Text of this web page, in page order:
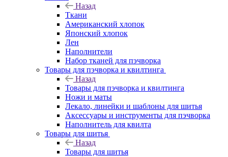
Назад
Ткани
Американский хлопок
Японский хлопок
Лен
Наполнители
Набор тканей для пэчворка
Товары для пэчворка и квилтинга
Назад
Товары для пэчворка и квилтинга
Ножи и маты
Лекало, линейки и шаблоны для шитья
Аксессуары и инструменты для пэчворка
Наполнитель для квилта
Товары для шитья
Назад
Товары для шитья